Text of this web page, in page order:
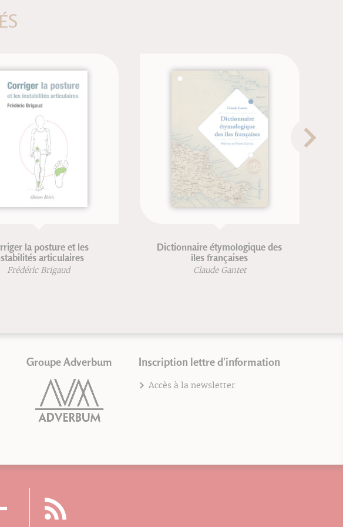
et les
Brigaud
Dictionnaire étymologique des
îles françaises
Claude Gantet
Groupe Adverbum Inscription lettre d'information
Accès à la newsletter